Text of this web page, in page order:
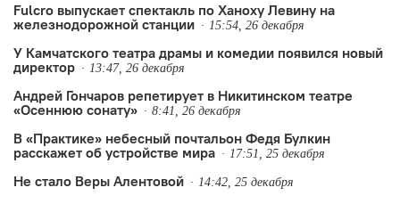
Fulcro выпускает спектакль по Ханоху Левину на
железнодорожной станции
15:54, 26 декабря
У Камчатского театра драмы и комедии появился новый
директор
13:47, 26 декабря
Андрей Гончаров репетирует в Никитинском театре
«Осеннюю сонату»
8:41, 26 декабря
В «Практике» небесный почтальон Федя Булкин
расскажет об устройстве мира
17:51, 25 декабря
Не стало Веры Алентовой 14:42, 25 декабря